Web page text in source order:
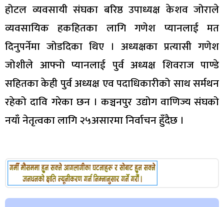
होटल व्यवसायी संघका बरिष्ठ उपाध्यक्ष केशव जोराले
व्यवसायिक हकहितका लागि गणेश प्यानलाई मत
दिनुपर्नेमा जोडदिका थिए । अध्यक्षका प्रत्यासी गणेश
जोशीले आफ्नो प्यानलाई पुर्व अध्यक्ष शिवराज पाण्डे
सहितका केही पुर्व अध्यक्ष एव पदाधिकारीको साथ सर्मथन
रहेको दावि गरेका छन । कञ्चनपुर उद्योग वाणिज्य संघको
नयाँ नेतृत्वका लागि २५असारमा निर्वाचन हुँदैछ ।